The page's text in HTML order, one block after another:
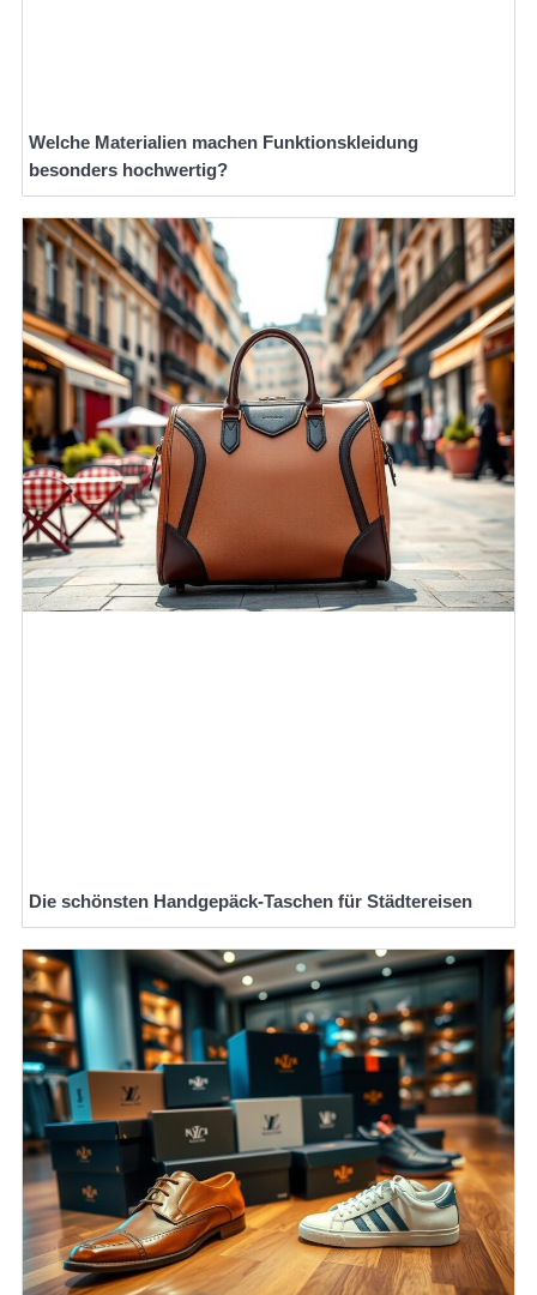
Welche Materialien machen Funktionskleidung
besonders hochwertig?
Die schönsten Handgepäck-Taschen für Städtereisen